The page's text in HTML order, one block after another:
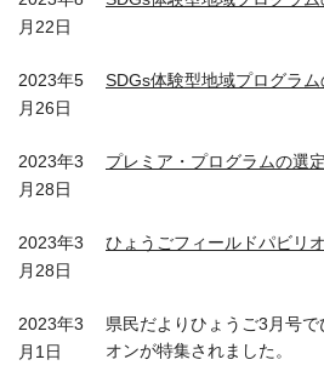
月22日
2023年5
月26日
SDGs体験型地域プログラ
2023年3
月28日
プレミア・プログラムの選定
2023年3
月28日
ひょうごフィールドパビリ
2023年3
月1日
県民だよりひょうご3月号
オンが特集されました。